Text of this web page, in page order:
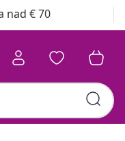
nad € 70